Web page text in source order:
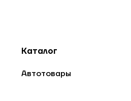
Каталог
Автотовары